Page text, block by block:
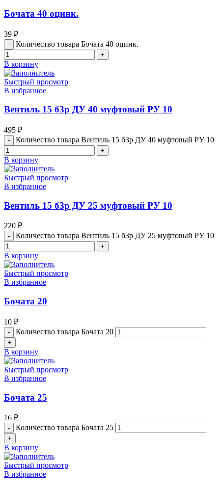
Бочата 40 оцинк.
39 ₽
Количество товара Бочата 40 оцинк.
В корзину
Быстрый просмотр
В избранное
Вентиль 15 б3р ДУ 40 муфтовый РУ 10
495 ₽
Количество товара Вентиль 15 б3р ДУ 40 муфтовый РУ 10
В корзину
Быстрый просмотр
В избранное
Вентиль 15 б3р ДУ 25 муфтовый РУ 10
220 ₽
Количество товара Вентиль 15 б3р ДУ 25 муфтовый РУ 10
В корзину
Быстрый просмотр
В избранное
Бочата 20
10 ₽
Количество товара Бочата 20
В корзину
Быстрый просмотр
В избранное
Бочата 25
16 ₽
Количество товара Бочата 25
В корзину
Быстрый просмотр
В избранное